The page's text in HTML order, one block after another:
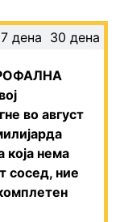
7 дена 30 дена
во август
која нема
сосед, ние